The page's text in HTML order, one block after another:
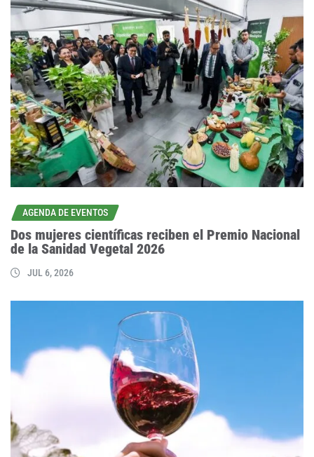
AGENDA DE EVENTOS
Dos mujeres científicas reciben el Premio Nacional
de la Sanidad Vegetal 2026
JUL 6, 2026